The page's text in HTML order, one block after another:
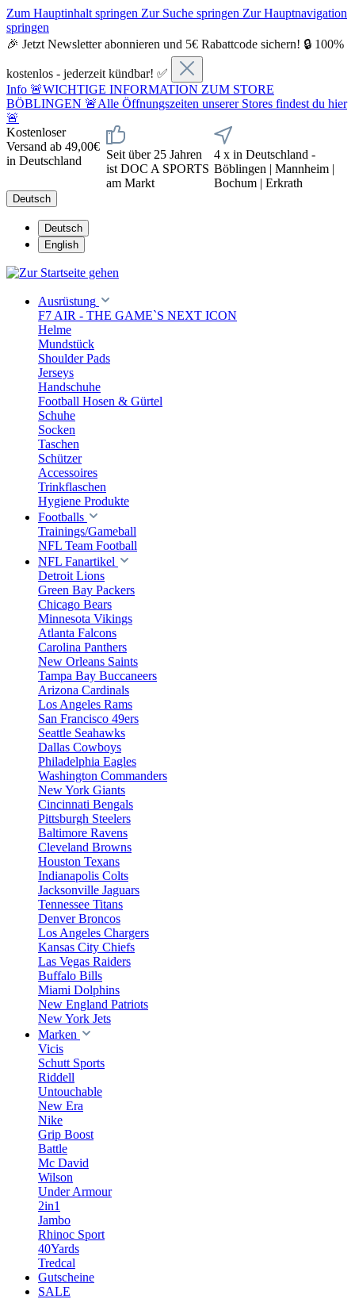
Zum Hauptinhalt springen Zur Suche springen Zur Hauptnavigation
springen
🎉 Jetzt Newsletter abonnieren und 5€ Rabattcode sichern! 🔒 100%
kostenlos - jederzeit kündbar! ✅
Info 🚨WICHTIGE INFORMATION ZUM STORE
BÖBLINGEN 🚨Alle Öffnungszeiten unserer Stores findest du hier
🚨
Kostenloser
Versand ab 49,00€
in Deutschland
Seit über 25 Jahren
ist DOC A SPORTS
am Markt
4 x in Deutschland -
Böblingen | Mannheim |
Bochum | Erkrath
Deutsch
Deutsch
English
Ausrüstung
F7 AIR - THE GAME`S NEXT ICON
Helme
Mundstück
Shoulder Pads
Jerseys
Handschuhe
Football Hosen & Gürtel
Schuhe
Socken
Taschen
Schützer
Accessoires
Trinkflaschen
Hygiene Produkte
Footballs
Trainings/Gameball
NFL Team Football
NFL Fanartikel
Detroit Lions
Green Bay Packers
Chicago Bears
Minnesota Vikings
Atlanta Falcons
Carolina Panthers
New Orleans Saints
Tampa Bay Buccaneers
Arizona Cardinals
Los Angeles Rams
San Francisco 49ers
Seattle Seahawks
Dallas Cowboys
Philadelphia Eagles
Washington Commanders
New York Giants
Cincinnati Bengals
Pittsburgh Steelers
Baltimore Ravens
Cleveland Browns
Houston Texans
Indianapolis Colts
Jacksonville Jaguars
Tennessee Titans
Denver Broncos
Los Angeles Chargers
Kansas City Chiefs
Las Vegas Raiders
Buffalo Bills
Miami Dolphins
New England Patriots
New York Jets
Marken
Vicis
Schutt Sports
Riddell
Untouchable
New Era
Nike
Grip Boost
Battle
Mc David
Wilson
Under Armour
2in1
Jambo
Rhinoc Sport
40Yards
Tredcal
Gutscheine
SALE